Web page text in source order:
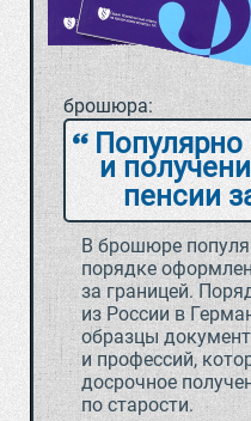
брошюра:
Популярно
и
пенсии
В брошюре
порядке
за границей.
из России в
образцы
и профессий,
досрочное
по старости.